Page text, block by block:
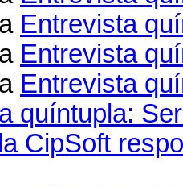
Entrevista
Entrevista
Entrevista
quíntupla:
CipSoft